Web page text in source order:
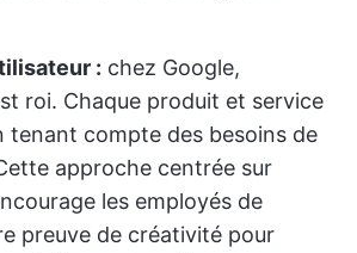
: chez Google,
roi. Chaque produit et service
tenant compte des besoins de
approche centrée sur
les employés de
preuve de créativité pour